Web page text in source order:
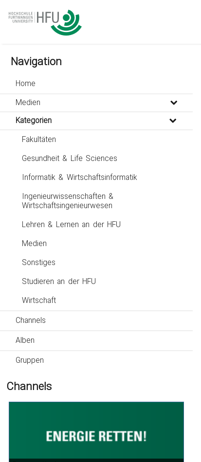
Navigation
Home
Medien
Kategorien
Fakultäten
Gesundheit & Life Sciences
Informatik & Wirtschaftsinformatik
Ingenieurwissenschaften &
Wirtschaftsingenieurwesen
Lehren & Lernen an der HFU
Medien
Sonstiges
Studieren an der HFU
Wirtschaft
Channels
Alben
Gruppen
Channels